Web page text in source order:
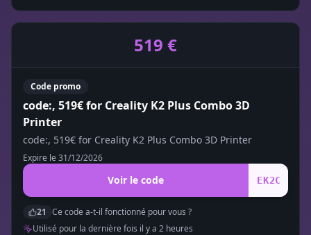
519 €
Code promo
code:, 519€ for Creality K2 Plus Combo 3D
Printer
code:, 519€ for Creality K2 Plus Combo 3D Printer
Expire le 31/12/2026
Voir le code EK2C
21 Ce code a-t-il fonctionné pour vous ?
Utilisé pour la dernière fois il y a 2 heures